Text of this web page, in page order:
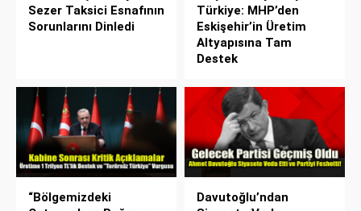
Sezer Taksici Esnafının
Sorunlarını Dinledi
Türkiye: MHP’den
Eskişehir’in Üretim
Altyapısına Tam
Destek
“Bölgemizdeki
Davutoğlu’ndan